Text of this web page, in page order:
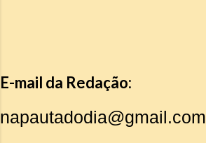
E-mail da Redação:
napautadodia@gmail.com